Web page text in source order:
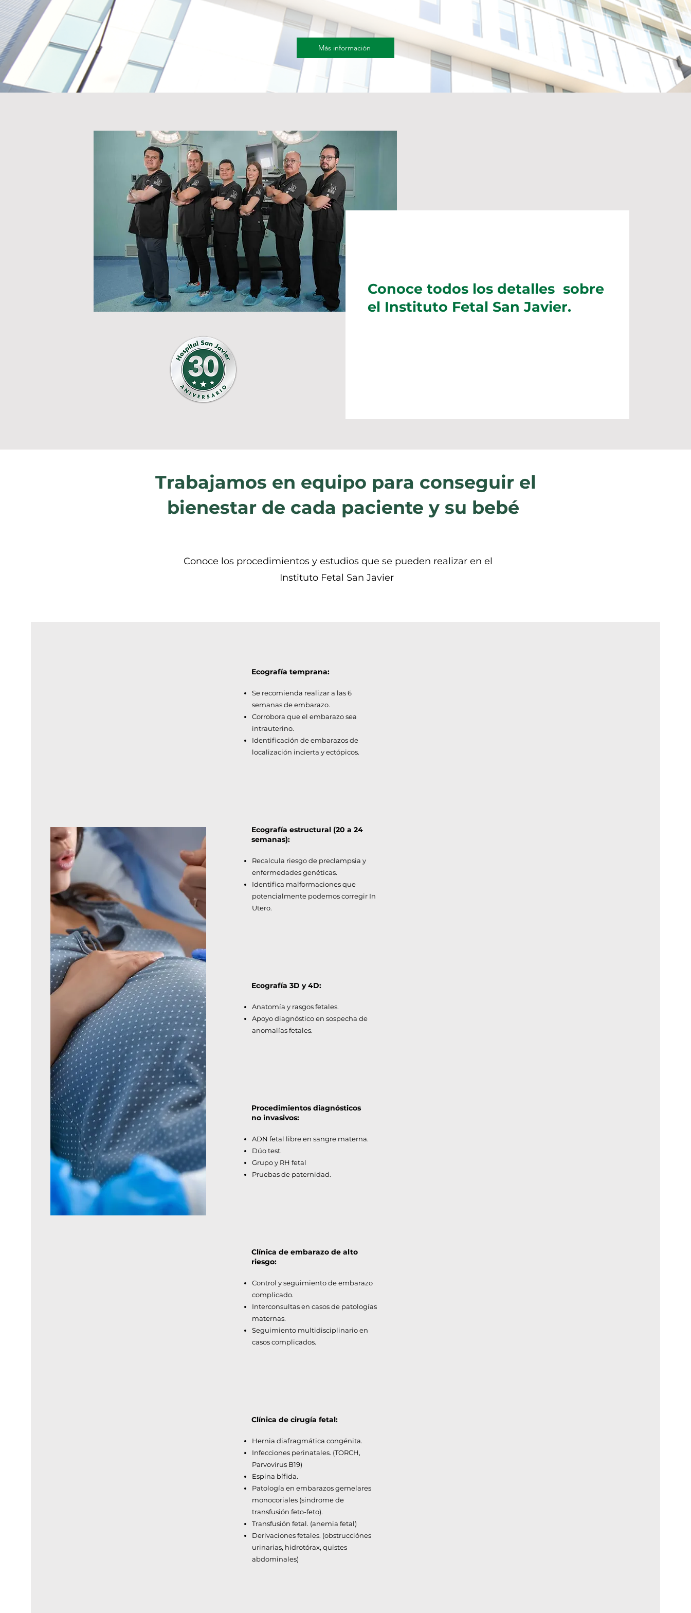
Más información
Conoce todos los detalles sobre
el Instituto Fetal San Javier.
Trabajamos en equipo para conseguir el
bienestar de cada paciente y su bebé
Conoce los procedimientos y estudios que se pueden realizar en el
Instituto Fetal San Javier
Ecografía temprana:
Se recomienda realizar a las 6
semanas de embarazo.
Corrobora que el embarazo sea
intrauterino.
Identificación de embarazos de
localización incierta y ectópicos.
Ecografía estructural (20 a 24
semanas):
Recalcula riesgo de preclampsia y
enfermedades genéticas.
Identifica malformaciones que
potencialmente podemos corregir In
Utero.
Ecografía 3D y 4D:
Anatomía y rasgos fetales.
Apoyo diagnóstico en sospecha de
anomalías fetales.
Procedimientos diagnósticos
no invasivos:
ADN fetal libre en sangre materna.
Dúo test.
Grupo y RH fetal
Pruebas de paternidad.
Clínica de embarazo de alto
riesgo:
Control y seguimiento de embarazo
complicado.
Interconsultas en casos de patologías
maternas.
Seguimiento multidisciplinario en
casos complicados.
Clínica de cirugía fetal:
Hernia diafragmática congénita.
Infecciones perinatales. (TORCH,
Parvovirus B19)
Espina bífida.
Patología en embarazos gemelares
monocoriales (sindrome de
transfusión feto-feto).
Transfusión fetal. (anemia fetal)
Derivaciones fetales. (obstrucciónes
urinarias, hidrotórax, quistes
abdominales)